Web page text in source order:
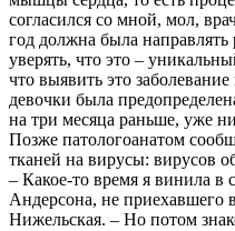
согласился со мной, мол,
год должна была
уверять, что это –
что выявить это
девочки была
на три месяца раньше, уже
Позже патологоанатом
тканей на вирусы: вирусов
– Какое-то время я винила в
Андерсона, не приехавшего
Нижельская. – Но потом